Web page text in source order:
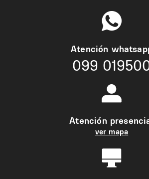
Atención
099
Atención
ver mapa